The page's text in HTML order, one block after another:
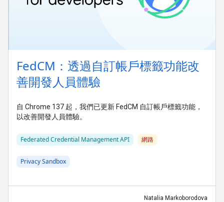
FedCM：透過自訂帳戶標籤功能改
善開發人員體驗
自 Chrome 137 起，我們已更新 FedCM 自訂帳戶標籤功能，
以改善開發人員體驗。
Federated Credential Management API 網路
Privacy Sandbox
Natalia Markoborodova